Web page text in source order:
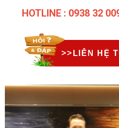
HOTLINE : 0938 32